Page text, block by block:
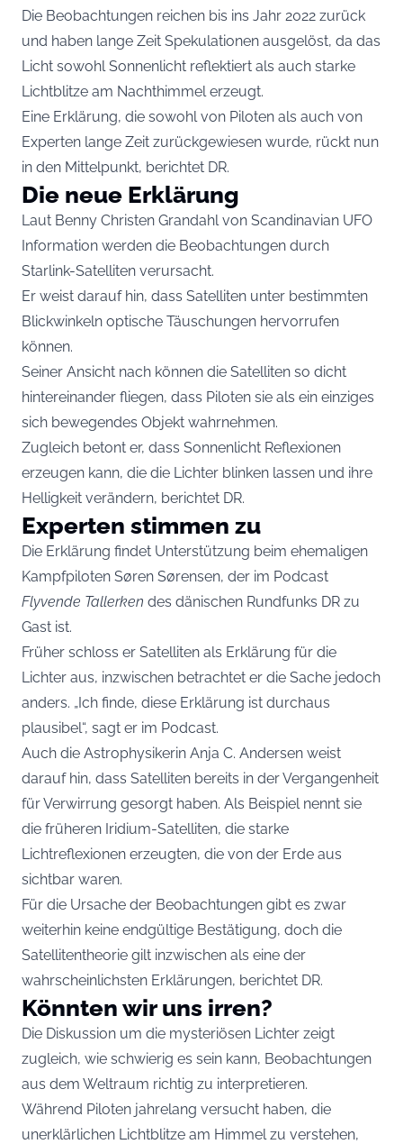
Die Beobachtungen reichen bis ins Jahr 2022 zurück
und haben lange Zeit Spekulationen ausgelöst, da das
Licht sowohl Sonnenlicht reflektiert als auch starke
Lichtblitze am Nachthimmel erzeugt.
Eine Erklärung, die sowohl von Piloten als auch von
Experten lange Zeit zurückgewiesen wurde, rückt nun
in den Mittelpunkt, berichtet DR.
Die neue Erklärung
Laut Benny Christen Grandahl von Scandinavian UFO
Information werden die Beobachtungen durch
Starlink-Satelliten verursacht.
Er weist darauf hin, dass Satelliten unter bestimmten
Blickwinkeln optische Täuschungen hervorrufen
können.
Seiner Ansicht nach können die Satelliten so dicht
hintereinander fliegen, dass Piloten sie als ein einziges
sich bewegendes Objekt wahrnehmen.
Zugleich betont er, dass Sonnenlicht Reflexionen
erzeugen kann, die die Lichter blinken lassen und ihre
Helligkeit verändern, berichtet DR.
Experten stimmen zu
Die Erklärung findet Unterstützung beim ehemaligen
Kampfpiloten Søren Sørensen, der im Podcast
Flyvende Tallerken des dänischen Rundfunks DR zu
Gast ist.
Früher schloss er Satelliten als Erklärung für die
Lichter aus, inzwischen betrachtet er die Sache jedoch
anders. „Ich finde, diese Erklärung ist durchaus
plausibel“, sagt er im Podcast.
Auch die Astrophysikerin Anja C. Andersen weist
darauf hin, dass Satelliten bereits in der Vergangenheit
für Verwirrung gesorgt haben. Als Beispiel nennt sie
die früheren Iridium-Satelliten, die starke
Lichtreflexionen erzeugten, die von der Erde aus
sichtbar waren.
Für die Ursache der Beobachtungen gibt es zwar
weiterhin keine endgültige Bestätigung, doch die
Satellitentheorie gilt inzwischen als eine der
wahrscheinlichsten Erklärungen, berichtet DR.
Könnten wir uns irren?
Die Diskussion um die mysteriösen Lichter zeigt
zugleich, wie schwierig es sein kann, Beobachtungen
aus dem Weltraum richtig zu interpretieren.
Während Piloten jahrelang versucht haben, die
unerklärlichen Lichtblitze am Himmel zu verstehen,